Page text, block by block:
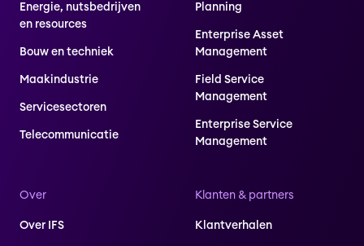
Energie, nutsbedrijven
en resources
Bouw en techniek
Maakindustrie
Servicesectoren
Telecommunicatie
Planning
Enterprise Asset
Management
Field Service
Management
Enterprise Service
Management
Over
Over IFS
Klanten & partners
Klantverhalen